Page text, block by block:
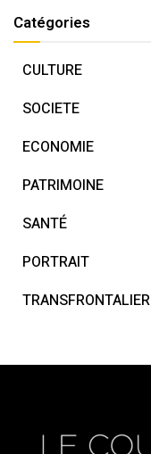
Catégories
CULTURE
SOCIETE
ECONOMIE
PATRIMOINE
SANTÉ
PORTRAIT
TRANSFRONTALIER